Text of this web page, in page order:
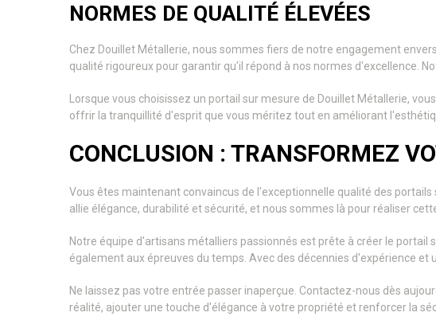
NORMES DE QUALITÉ ÉLEVÉES
Chez Douillet Métallerie, nous sommes fiers de notre engagement
qualité rigoureux pour garantir qu'il répond à nos normes d'excellence.
Lorsque vous choisissez un portail sur mesure de Douillet Métallerie,
offrir la tranquillité d'esprit que vous méritez tout en améliorant
CONCLUSION : TRANSFORMEZ
Vous êtes maintenant convaincus de l'exceptionnelle qualité des
allie élégance, durabilité et sécurité, et nous sommes là pour réaliser
Notre équipe d'artisans métalliers passionnés est prête à créer le
également aux épreuves du temps. Avec des décennies d'expérience
Ne laissez pas votre entrée passer inaperçue. Contactez-nous dès
réalité, ajouter une touche d'élégance à votre propriété et renforcer la